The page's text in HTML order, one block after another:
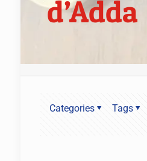
d’Adda
Categories Tags